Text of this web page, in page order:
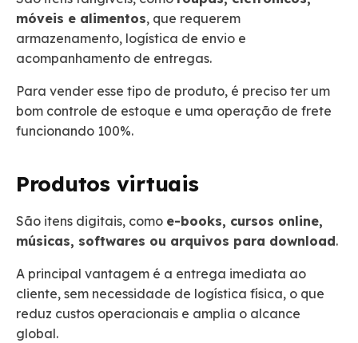
móveis e alimentos, que requerem
armazenamento, logística de envio e
acompanhamento de entregas.
Para vender esse tipo de produto, é preciso ter um
bom controle de estoque e uma operação de frete
funcionando 100%.
Produtos virtuais
São itens digitais, como e-books, cursos online,
músicas, softwares ou arquivos para download.
A principal vantagem é a entrega imediata ao
cliente, sem necessidade de logística física, o que
reduz custos operacionais e amplia o alcance
global.